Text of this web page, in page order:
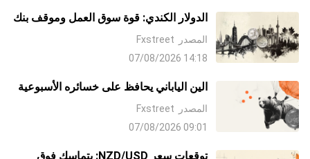
الدولار الكندي: قوة سوق العمل وموقف بنك
كندا – TD Securities
المصدر
Fxstreet
14:18 07/08/2026
الين الياباني يحافظ على خسائره الأسبوعية
وسط غياب متابعة لتدخل الولايات المتحدة
واليابان
المصدر
Fxstreet
09:01 07/08/2026
توقعات سعر NZD/USD: يتماسك فوق